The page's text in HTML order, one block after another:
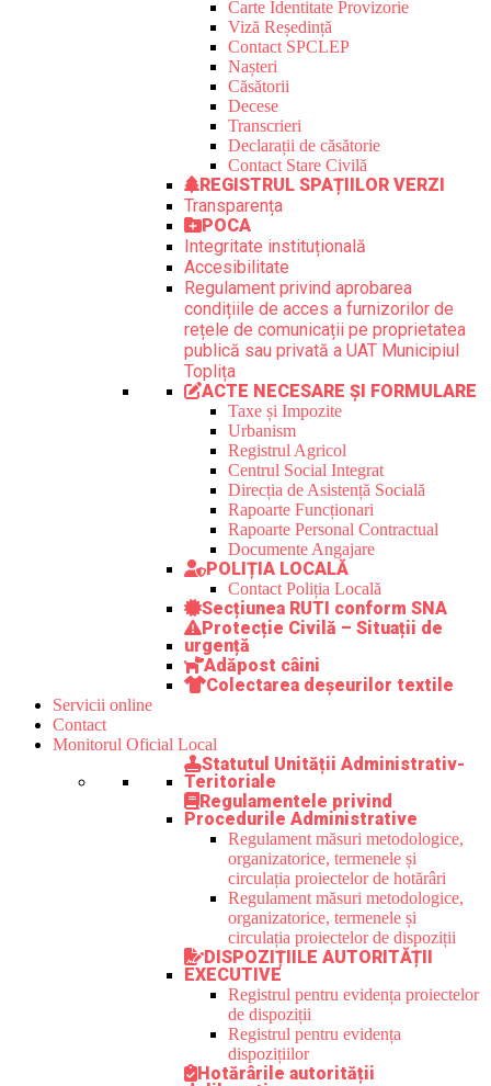
Carte Identitate Provizorie
Viză Reședință
Contact SPCLEP
Nașteri
Căsătorii
Decese
Transcrieri
Declarații de căsătorie
Contact Stare Civilă
REGISTRUL SPAȚIILOR VERZI
Transparența
POCA
Integritate instituțională
Accesibilitate
Regulament privind aprobarea
condițiile de acces a furnizorilor de
rețele de comunicații pe proprietatea
publică sau privată a UAT Municipiul
Toplița
ACTE NECESARE ȘI FORMULARE
Taxe și Impozite
Urbanism
Registrul Agricol
Centrul Social Integrat
Direcția de Asistență Socială
Rapoarte Funcționari
Rapoarte Personal Contractual
Documente Angajare
POLIȚIA LOCALĂ
Contact Poliția Locală
Secțiunea RUTI conform SNA
Protecție Civilă – Situații de
urgență
Adăpost câini
Colectarea deșeurilor textile
Servicii online
Contact
Monitorul Oficial Local
Statutul Unității Administrativ-
Teritoriale
Regulamentele privind
Procedurile Administrative
Regulament măsuri metodologice,
organizatorice, termenele și
circulația proiectelor de hotărâri
Regulament măsuri metodologice,
organizatorice, termenele și
circulația proiectelor de dispoziții
DISPOZIȚIILE AUTORITĂȚII
EXECUTIVE
Registrul pentru evidența proiectelor
de dispoziții
Registrul pentru evidența
dispozițiilor
Hotărârile autorității